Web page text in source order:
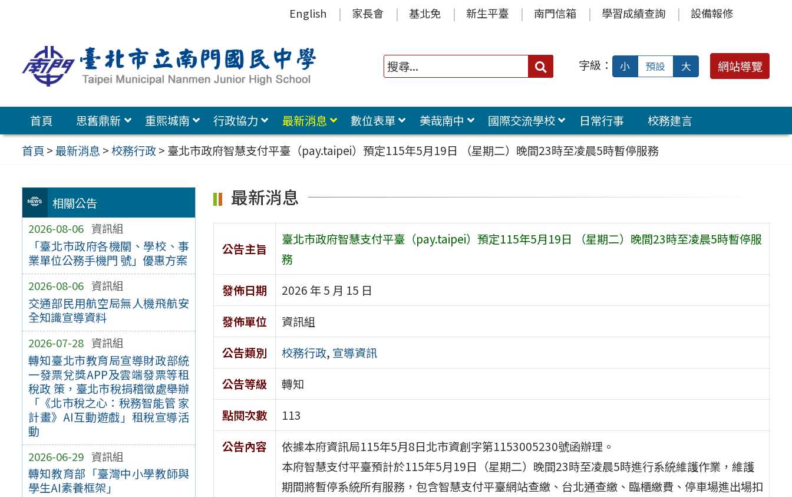
容
區
English 家長會 基北免 新生平臺 南門信箱 學習成績查詢 設備報修
搜
字級： 小 預設 大 網站導覽
首頁 思舊鼎新 重熙城南 行政協力 最新消息 數位表單 美哉南中 國際交流學校 日常行事
校務建言
首頁 >最新消息 >校務行政> 臺北市政府智慧支付平臺（pay.taipei）預定115年5月19日 （星期二）晚間23時至凌晨5時暫停服務
相關公告
2026-08-06 資訊組
「臺北市政府各機關、學校、事
業單位公務手機門 號」優惠方案
2026-08-06 資訊組
交通部民用航空局無人機飛航安
全知識宣導資料
2026-07-28 資訊組
轉知臺北市教育局宣導財政部統
一發票兌獎APP及雲端發票等租
稅政 策，臺北市稅捐稽徵處舉辦
「《北市稅之心：稅務智能管 家
計畫》AI互動遊戲」租稅宣導活
動
2026-06-29 資訊組
轉知教育部「臺灣中小學教師與
學生AI素養框架」
最新消息
公告主旨
臺北市政府智慧支付平臺（pay.taipei）預定115年5月19日 （星期二）晚間23時至凌晨5時暫停服
務
發佈日期
2026 年 5 月 15 日
發佈單位
資訊組
公告類別
校務行政, 宣導資訊
公告等級
轉知
點閱次數
113
公告內容
依據本府資訊局115年5月8日北市資創字第1153005230號函辦理。
本府智慧支付平臺預計於115年5月19日（星期二）晚間23時至凌晨5時進行系統維護作業，維護
期間將暫停系統所有服務，包含智慧支付平臺網站查繳、台北通查繳、臨櫃繳費、停車場進出場扣